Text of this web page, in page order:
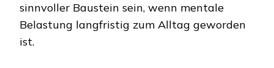
sinnvoller Baustein sein, wenn mentale
Belastung langfristig zum Alltag geworden
ist.